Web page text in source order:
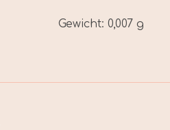
Gewicht: 0,007 g